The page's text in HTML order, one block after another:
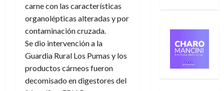
carne con las características
organolépticas alteradas y por
contaminación cruzada.
Se dio intervención a la
Guardia Rural Los Pumas y los
productos cárneos fueron
decomisado en digestores del